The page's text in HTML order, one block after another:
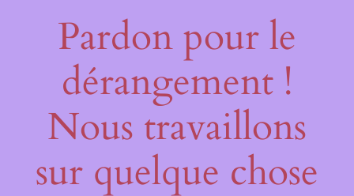
Pardon pour le
dérangement !
Nous travaillons
sur quelque chose